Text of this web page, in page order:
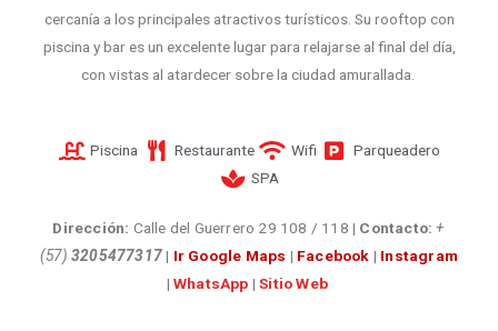
cercanía a los principales atractivos turísticos. Su rooftop con
piscina y bar es un excelente lugar para relajarse al final del día,
con vistas al atardecer sobre la ciudad amurallada.
Piscina Restaurante Wifi
Parqueadero
SPA
Dirección: Calle del Guerrero 29 108 / 118 | Contacto:+
(57) 3205477317| Ir Google Maps | Facebook | Instagram
|WhatsApp |Sitio Web